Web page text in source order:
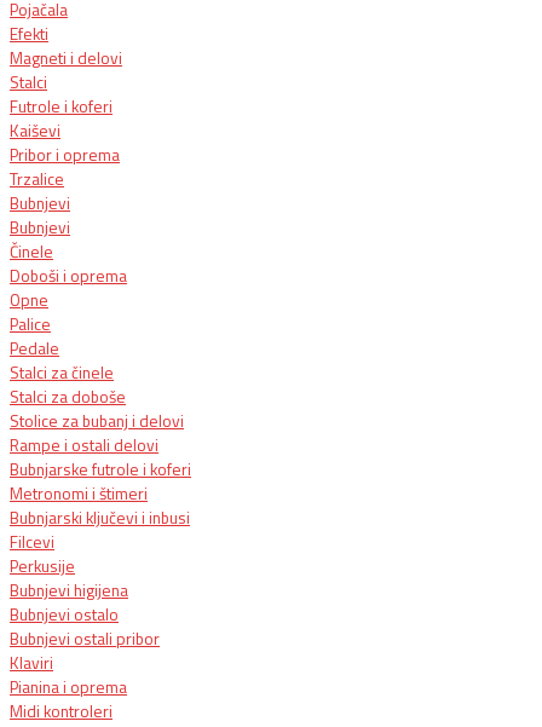
Pojačala
Efekti
Magneti i delovi
Stalci
Futrole i koferi
Kaiševi
Pribor i oprema
Trzalice
Bubnjevi
Bubnjevi
Činele
Doboši i oprema
Opne
Palice
Pedale
Stalci za činele
Stalci za doboše
Stolice za bubanj i delovi
Rampe i ostali delovi
Bubnjarske futrole i koferi
Metronomi i štimeri
Bubnjarski ključevi i inbusi
Filcevi
Perkusije
Bubnjevi higijena
Bubnjevi ostalo
Bubnjevi ostali pribor
Klaviri
Pianina i oprema
Midi kontroleri